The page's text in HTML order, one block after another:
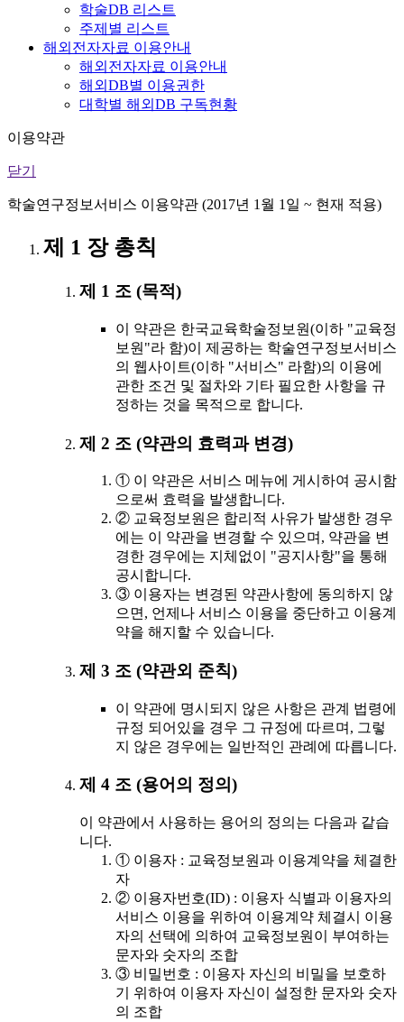
학술DB 리스트
주제별 리스트
해외전자자료 이용안내
해외전자자료 이용안내
해외DB별 이용권한
대학별 해외DB 구독현황
이용약관
닫기
학술연구정보서비스 이용약관 (2017년 1월 1일 ~ 현재 적용)
제 1 장 총칙
제 1 조 (목적)
이 약관은 한국교육학술정보원(이하 "교육정
보원"라 함)이 제공하는 학술연구정보서비스
의 웹사이트(이하 "서비스" 라함)의 이용에
관한 조건 및 절차와 기타 필요한 사항을 규
정하는 것을 목적으로 합니다.
제 2 조 (약관의 효력과 변경)
① 이 약관은 서비스 메뉴에 게시하여 공시함
으로써 효력을 발생합니다.
② 교육정보원은 합리적 사유가 발생한 경우
에는 이 약관을 변경할 수 있으며, 약관을 변
경한 경우에는 지체없이 "공지사항"을 통해
공시합니다.
③ 이용자는 변경된 약관사항에 동의하지 않
으면, 언제나 서비스 이용을 중단하고 이용계
약을 해지할 수 있습니다.
제 3 조 (약관외 준칙)
이 약관에 명시되지 않은 사항은 관계 법령에
규정 되어있을 경우 그 규정에 따르며, 그렇
지 않은 경우에는 일반적인 관례에 따릅니다.
제 4 조 (용어의 정의)
이 약관에서 사용하는 용어의 정의는 다음과 같습
니다.
① 이용자 : 교육정보원과 이용계약을 체결한
자
② 이용자번호(ID) : 이용자 식별과 이용자의
서비스 이용을 위하여 이용계약 체결시 이용
자의 선택에 의하여 교육정보원이 부여하는
문자와 숫자의 조합
③ 비밀번호 : 이용자 자신의 비밀을 보호하
기 위하여 이용자 자신이 설정한 문자와 숫자
의 조합